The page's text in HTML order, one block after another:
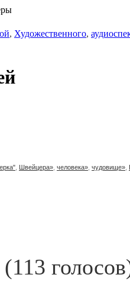
, Художественного,
Швейцера» человека» чудовище»